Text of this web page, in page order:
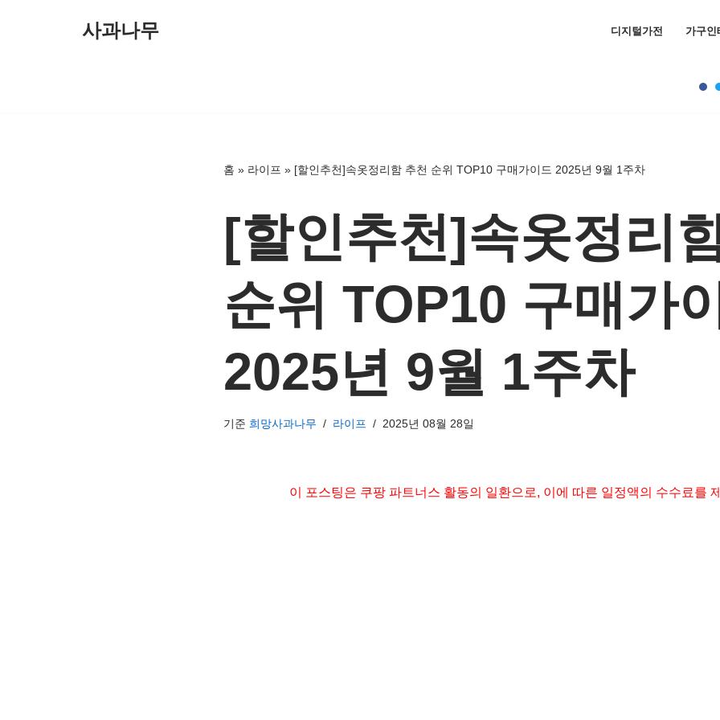
사과나무 디지털가전 가구인
홈 » 라이프 » [할인추천]속옷정리함 추천 순위 TOP10 구매가이드 2025년 9월 1주차
[할인추천]속옷정리
순위 TOP10 구매가
2025년 9월 1주차
기준 희망사과나무 라이프 2025년 08월 28일
이 포스팅은 쿠팡 파트너스 활동의 일환으로, 이에 따른 일정액의 수수료를